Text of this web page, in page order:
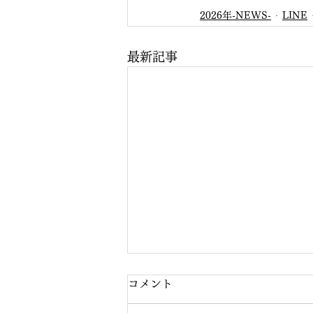
2026年-NEWS- LINE
最新記事
コメント